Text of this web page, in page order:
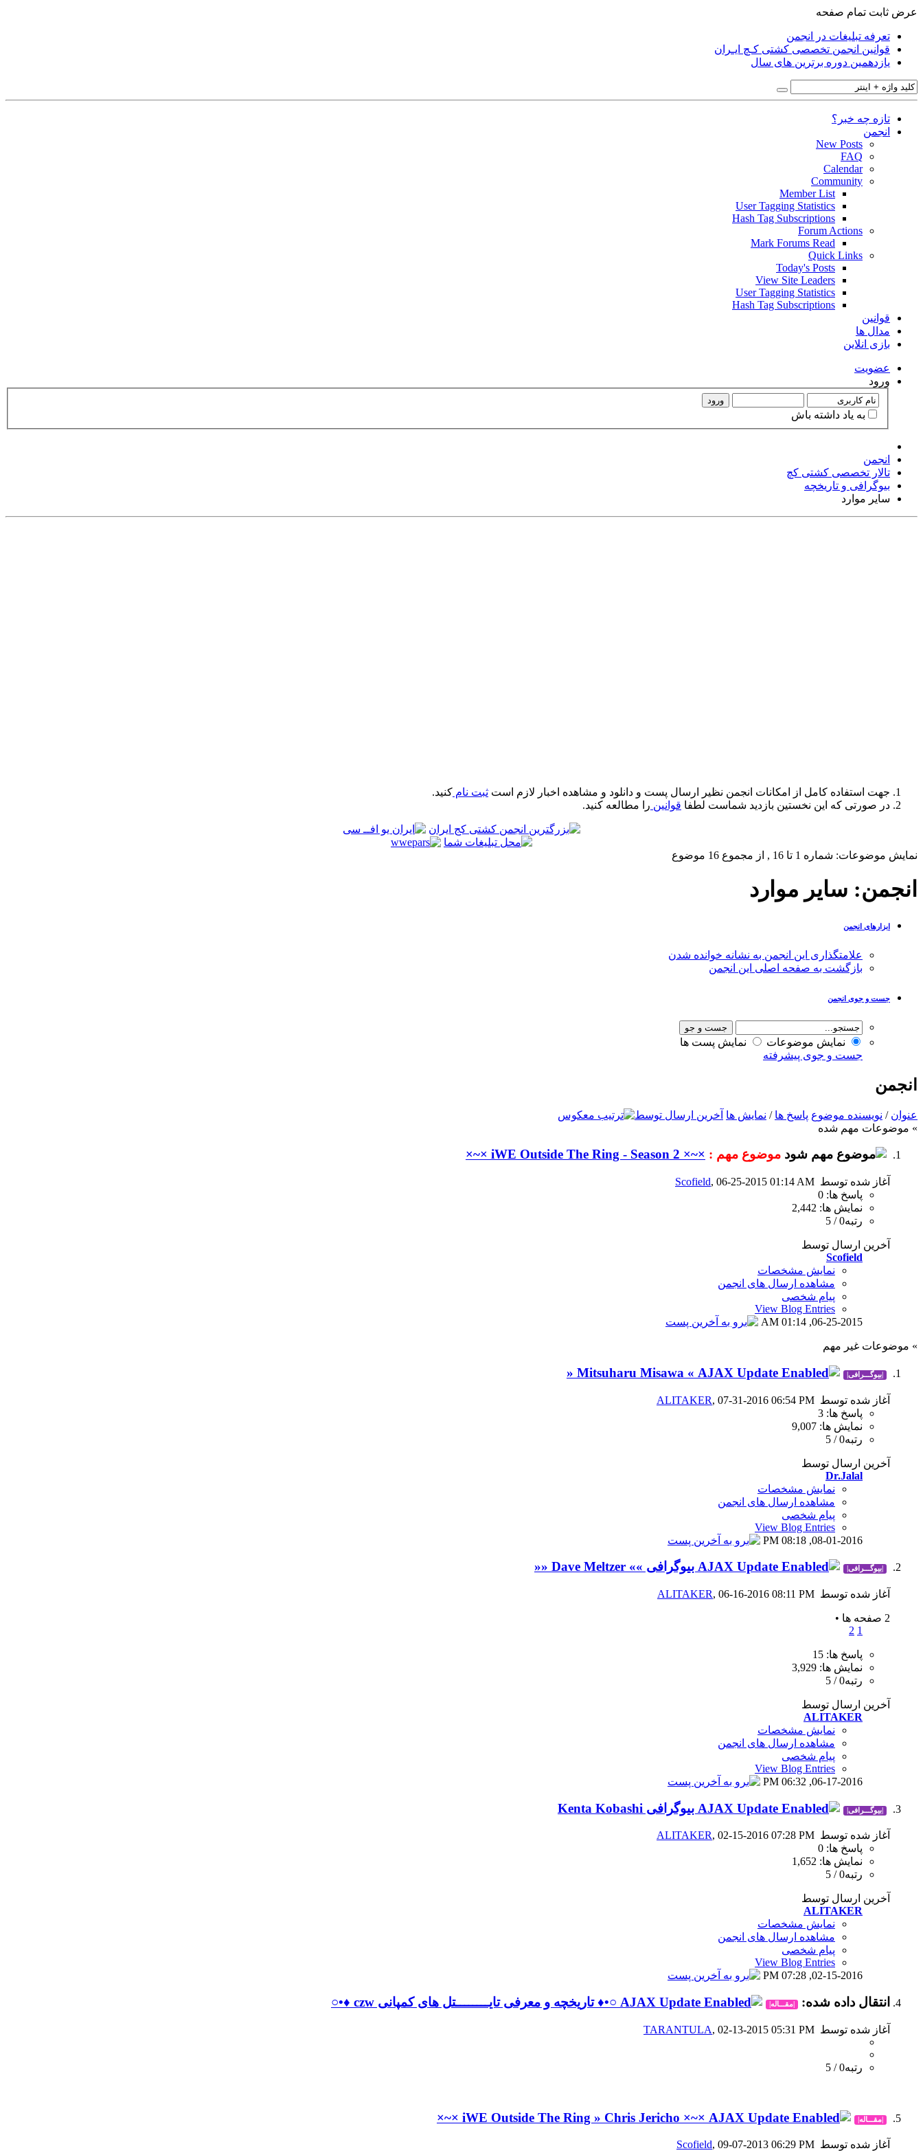
عرض ثابت تمام صفحه
تعرفه تبلیغات در انجمن
قوانین انجمن تخصصی کشتی کـچ ایـران
یازدهمین دوره برترین های سال
تازه چه خبر؟
انجمن
New Posts
FAQ
Calendar
Community
Member List
User Tagging Statistics
Hash Tag Subscriptions
Forum Actions
Mark Forums Read
Quick Links
Today's Posts
View Site Leaders
User Tagging Statistics
Hash Tag Subscriptions
قوانین
مدال ها
بازی انلاین
عضويت
ورود
ورود
به ياد داشته باش
انجمن
تالار تخصصی کشتی کچ
بیوگرافی و تاریخچه
سایر موارد
جهت استفاده کامل از امکانات انجمن نظیر ارسال پست و دانلود و مشاهده اخبار لازم است ثبت نام کنید.
در صورتی که این نخستین بازدید شماست لطفا قوانین را مطالعه کنید.
نمایش موضوعات: شماره 1 تا 16 , از مجموع ‍16 موضوع
انجمن: سایر موارد
ابزارهای انجمن
علامتگذاری این انجمن به نشانه خوانده شدن
بازگشت به صفحه اصلی این انجمن
جست و جوی انجمن
نمایش موضوعات
نمایش پست ها
جست و جوی پیشرفته
انجمن
عنوان / نویسنده موضوع پاسخ ها / نمایش ها آخرین ارسال توسط
» موضوعات مهم شده
موضوع مهم : ×~× iWE Outside The Ring - Season 2 ×~×
آغاز شده توسط Scofield, 06-25-2015 01:14 AM
پاسخ ها: 0
نمایش ها: 2,442
رتبه0 / 5
آخرین ارسال توسط
Scofield
نمایش مشخصات
مشاهده ارسال های انجمن
پیام شخصی
View Blog Entries
06-25-2015,
01:14 AM
» موضوعات غیر مهم
|بیوگـــرافی| » Mitsuharu Misawa «
آغاز شده توسط ALITAKER, 07-31-2016 06:54 PM
پاسخ ها: 3
نمایش ها: 9,007
رتبه0 / 5
آخرین ارسال توسط
Dr.Jalal
نمایش مشخصات
مشاهده ارسال های انجمن
پیام شخصی
View Blog Entries
08-01-2016,
08:18 PM
|بیوگـــرافی| بیوگرافی »» Dave Meltzer ««
آغاز شده توسط ALITAKER, 06-16-2016 08:11 PM
2 صفحه ها
•
1
2
پاسخ ها: 15
نمایش ها: 3,929
رتبه0 / 5
آخرین ارسال توسط
ALITAKER
نمایش مشخصات
مشاهده ارسال های انجمن
پیام شخصی
View Blog Entries
06-17-2016,
06:32 PM
|بیوگـــرافی| بیوگرافی Kenta Kobashi
آغاز شده توسط ALITAKER, 02-15-2016 07:28 PM
پاسخ ها: 0
نمایش ها: 1,652
رتبه0 / 5
آخرین ارسال توسط
ALITAKER
نمایش مشخصات
مشاهده ارسال های انجمن
پیام شخصی
View Blog Entries
02-15-2016,
07:28 PM
انتقال داده شده: |مقـــاله| ○•♦ تاریخچه و معرفی تایــــــــتل های کمپانی czw ♦•○
آغاز شده توسط TARANTULA, 02-13-2015 05:31 PM
رتبه0 / 5
|مقـــاله| ×~× iWE Outside The Ring » Chris Jericho ×~×
آغاز شده توسط Scofield, 09-07-2013 06:29 PM